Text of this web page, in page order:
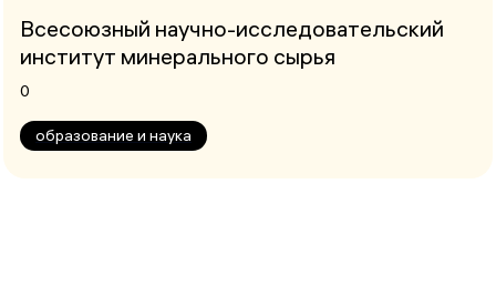
Всесоюзный научно-исследовательский
институт минерального сырья
0
образование и наука